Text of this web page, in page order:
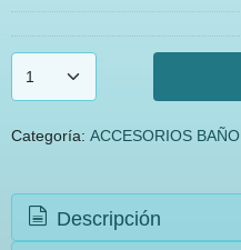
Categoría: ACCESORIOS BAÑO
Descripción